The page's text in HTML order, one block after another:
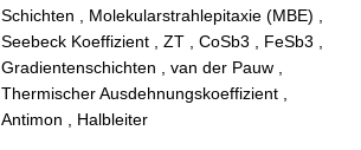
Schichten , Molekularstrahlepitaxie (MBE) ,
Seebeck Koeffizient , ZT , CoSb3 , FeSb3 ,
Gradientenschichten , van der Pauw ,
Thermischer Ausdehnungskoeffizient ,
Antimon , Halbleiter